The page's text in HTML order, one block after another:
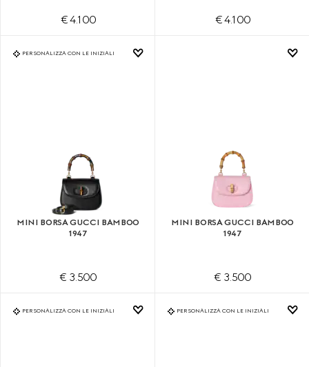
€ 4.100 € 4.100
PERSONALIZZA CON LE INIZIALI
MINI BORSA GUCCI BAMBOO
1947
€ 3.500
MINI BORSA GUCCI BAMBOO
1947
€ 3.500
PERSONALIZZA CON LE INIZIALI PERSONALIZZA CON LE INIZIALI